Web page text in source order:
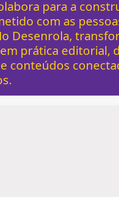
para a
com as
Desenrola,
prática editorial,
conteúdos